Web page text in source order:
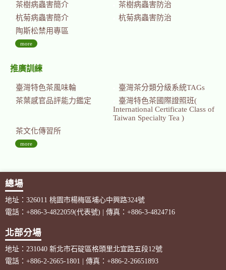
茶樹病蟲害簡介
茶樹病蟲害防治
杭菊病蟲害簡介
杭菊病蟲害防治
陶斯松禁用專區
more
推廣訓練
臺灣特色茶風味輪
臺灣茶分類分級系統TAGs
茶葉感官品評能力鑑定
臺灣特色茶國際證照班(
International Certificate Class of
Taiwan Specialty Tea )
茶文化傳習所
more
總場
地址：326011 桃園市楊梅區埔心中興路324號
電話：+886-3-4822059(代表號) | 傳真：+886-3-4824716
北部分場
地址：231040 新北市石碇區格頭里北宜路五段12號
電話：+886-2-2665-1801 | 傳真：+886-2-26651893